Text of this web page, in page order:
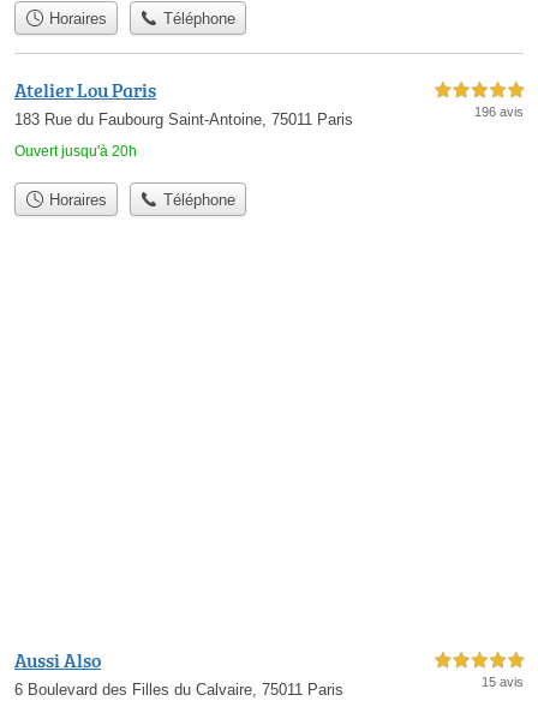
Horaires Téléphone
Atelier Lou Paris
183 Rue du Faubourg Saint-Antoine, 75011 Paris
Ouvert jusqu'à 20h
5,0 étoiles sur 5
196 avis
Horaires Téléphone
Aussi Also
6 Boulevard des Filles du Calvaire, 75011 Paris
5,0 étoiles sur 5
15 avis